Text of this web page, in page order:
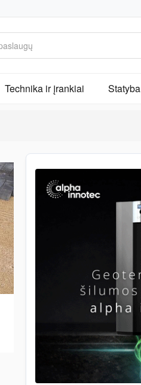
Technika ir įrankiai Statyba